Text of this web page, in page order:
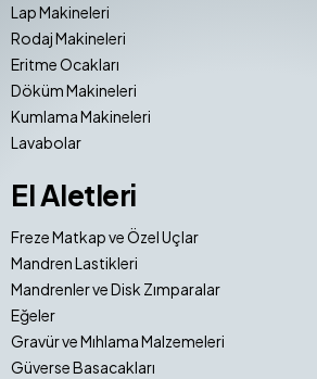
Lap Makineleri
Rodaj Makineleri
Eritme Ocakları
Döküm Makineleri
Kumlama Makineleri
Lavabolar
El Aletleri
Freze Matkap ve Özel Uçlar
Mandren Lastikleri
Mandrenler ve Disk Zımparalar
Eğeler
Gravür ve Mıhlama Malzemeleri
Güverse Basacakları